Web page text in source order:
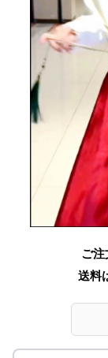
ご注
送料